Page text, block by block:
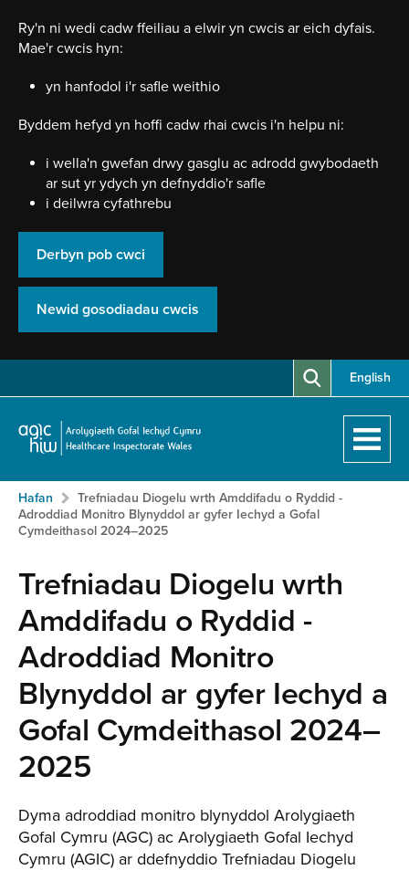
Ry'n ni wedi cadw ffeiliau a elwir yn cwcis ar eich dyfais.
Mae'r cwcis hyn:
yn hanfodol i'r safle weithio
Byddem hefyd yn hoffi cadw rhai cwcis i'n helpu ni:
i wella'n gwefan drwy gasglu ac adrodd gwybodaeth
ar sut yr ydych yn defnyddio'r safle
i deilwra cyfathrebu
Derbyn pob cwci
Newid gosodiadau cwcis
English
Hafan
Breadcrumb
Hafan
Neidio
i'r
prif
Trefniadau Diogelu wrth Amddifadu o Ryddid -
Adroddiad Monitro Blynyddol ar gyfer Iechyd a Gofal
Cymdeithasol 2024–2025
Trefniadau Diogelu wrth
Amddifadu o Ryddid -
Adroddiad Monitro
Blynyddol ar gyfer Iechyd a
Gofal Cymdeithasol 2024–
2025
Dyma adroddiad monitro blynyddol Arolygiaeth
Gofal Cymru (AGC) ac Arolygiaeth Gofal Iechyd
Cymru (AGIC) ar ddefnyddio Trefniadau Diogelu